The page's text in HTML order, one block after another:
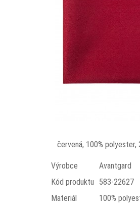
červená, 100% polyester,
Výrobce
Avantgard
Kód produktu
583-22627
Materiál
100%